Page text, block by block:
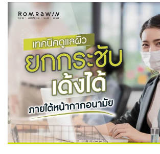
ละคร
•
CbizReview
Cyber BIZ
ผู้จัดกวน
Good health & Well-being
Green Innovation & SD
•
Management & HR
• MGR Live
• Infographic